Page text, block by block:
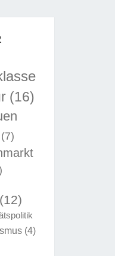
(16)
(7)
(12)
(4)